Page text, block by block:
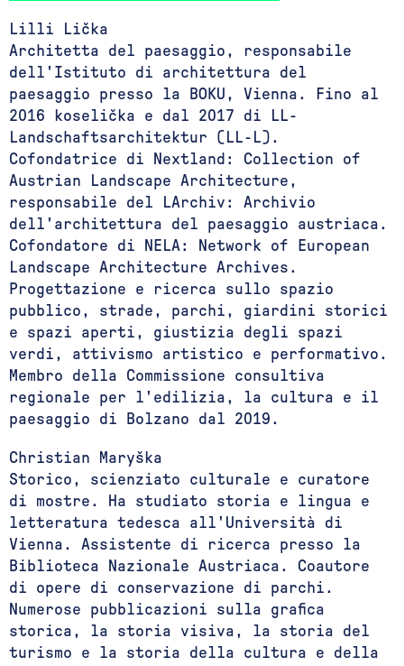
Lilli Lička
Architetta del paesaggio, responsabile
dell'Istituto di architettura del
paesaggio presso la BOKU, Vienna. Fino al
2016 koselička e dal 2017 di LL-
Landschaftsarchitektur (LL-L).
Cofondatrice di Nextland: Collection of
Austrian Landscape Architecture,
responsabile del LArchiv: Archivio
dell'architettura del paesaggio austriaca.
Cofondatore di NELA: Network of European
Landscape Architecture Archives.
Progettazione e ricerca sullo spazio
pubblico, strade, parchi, giardini storici
e spazi aperti, giustizia degli spazi
verdi, attivismo artistico e performativo.
Membro della Commissione consultiva
regionale per l'edilizia, la cultura e il
paesaggio di Bolzano dal 2019.
Christian Maryška
Storico, scienziato culturale e curatore
di mostre. Ha studiato storia e lingua e
letteratura tedesca all'Università di
Vienna. Assistente di ricerca presso la
Biblioteca Nazionale Austriaca. Coautore
di opere di conservazione di parchi.
Numerose pubblicazioni sulla grafica
storica, la storia visiva, la storia del
turismo e la storia della cultura e della